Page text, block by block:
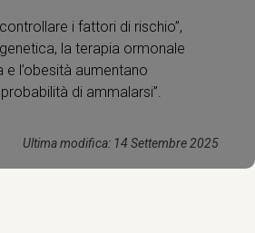
Ultima modifica: 14 Settembre 2025
i fattori di rischio”,
la terapia ormonale
l’obesità aumentano
di ammalarsi”.